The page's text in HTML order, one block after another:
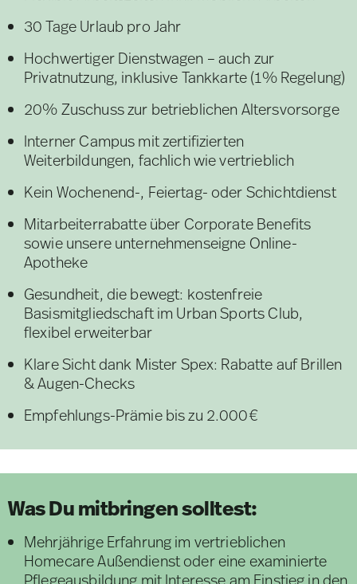
30 Tage Urlaub pro Jahr
Hochwertiger Dienstwagen – auch zur
Privatnutzung, inklusive Tankkarte (1% Regelung)
20% Zuschuss zur betrieblichen Altersvorsorge
Interner Campus mit zertifizierten
Weiterbildungen, fachlich wie vertrieblich
Kein Wochenend-, Feiertag- oder Schichtdienst
Mitarbeiterrabatte über Corporate Benefits
sowie unsere unternehmenseigne Online-
Apotheke
Gesundheit, die bewegt: kostenfreie
Basismitgliedschaft im Urban Sports Club,
flexibel erweiterbar
Klare Sicht dank Mister Spex: Rabatte auf Brillen
& Augen-Checks
Empfehlungs-Prämie bis zu 2.000€
Was Du mitbringen solltest:
Mehrjährige Erfahrung im vertrieblichen
Homecare Außendienst oder eine examinierte